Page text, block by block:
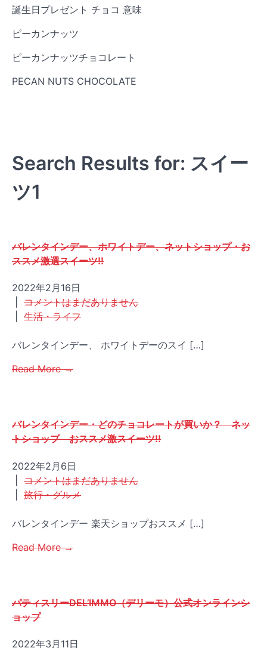
誕生日プレゼント チョコ 意味
ピーカンナッツ
ピーカンナッツチョコレート
PECAN NUTS CHOCOLATE
Search Results for: スイー
ツ1
バレンタインデー、ホワイトデー、ネットショップ・お
ススメ激選スイーツ!!
2022年2月16日
コメントはまだありません
生活・ライフ
バレンタインデー、 ホワイトデーのスイ […]
Read More →
バレンタインデー・どのチョコレートが買いか？ ネッ
トショップ おススメ激スイーツ!!
2022年2月6日
コメントはまだありません
旅行・グルメ
バレンタインデー 楽天ショップおススメ […]
Read More →
パティスリーDEL’IMMO（デリーモ）公式オンラインシ
ョップ
2022年3月11日